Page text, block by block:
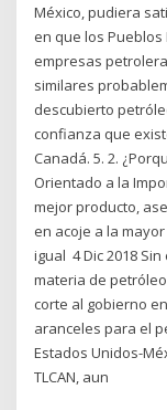
México, pudiera
en que los
empresas
similares
descubierto
confianza que
Canadá. 5. 2.
Orientado a la
mejor producto,
en acoje a la
igual 4 Dic 2018
materia de
corte al gobierno
aranceles para el
Estados Unidos-
TLCAN, aun